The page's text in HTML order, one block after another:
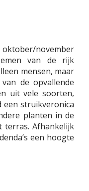
november
van de rijk
mensen, maar
de opvallende
uit vele soorten,
een struikveronica
planten in de
Afhankelijk
een hoogte